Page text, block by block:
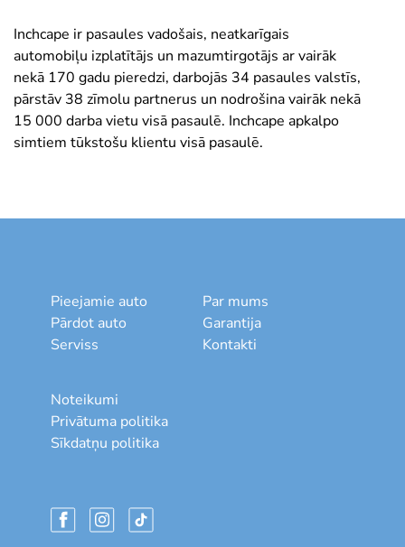
Inchcape ir pasaules vadošais, neatkarīgais
automobiļu izplatītājs un mazumtirgotājs ar vairāk
nekā 170 gadu pieredzi, darbojās 34 pasaules valstīs,
pārstāv 38 zīmolu partnerus un nodrošina vairāk nekā
15 000 darba vietu visā pasaulē. Inchcape apkalpo
simtiem tūkstošu klientu visā pasaulē.
Pieejamie auto
Pārdot auto
Serviss
Par mums
Garantija
Kontakti
Noteikumi
Privātuma politika
Sīkdatņu politika